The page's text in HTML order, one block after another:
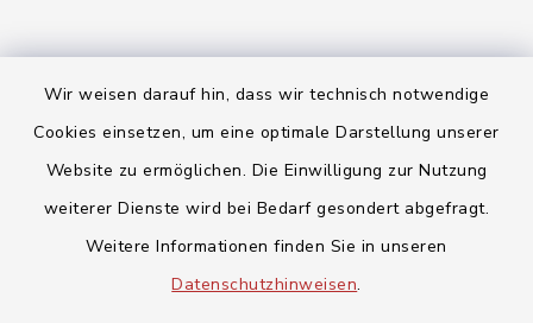
Wir weisen darauf hin, dass wir technisch notwendige
Cookies einsetzen, um eine optimale Darstellung unserer
Website zu ermöglichen. Die Einwilligung zur Nutzung
weiterer Dienste wird bei Bedarf gesondert abgefragt.
Weitere Informationen finden Sie in unseren
Datenschutzhinweisen.
Barrierefreiheit